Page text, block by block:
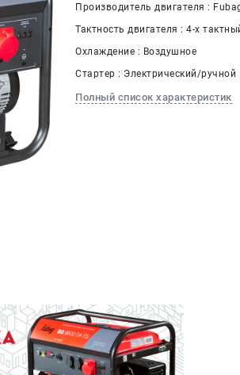
Производитель двигателя :
Тактность двигателя : 4-х
Охлаждение : Воздушное
Стартер : Электрический/ручной
Полный список характеристик